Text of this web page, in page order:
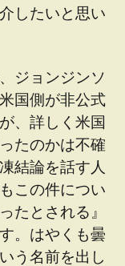
したいと思い
ジョンジンソ
国側が非公式
、詳しく米国
たのかは不確
結論を話す人
この件につい
たとされる』
。はやくも曇
う名前を出し